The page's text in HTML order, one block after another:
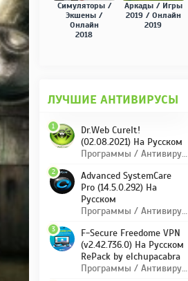
Симуляторы /
Экшены /
Онлайн
2018
Аркады / Игры
2019 / Онлайн
2019
ЛУЧШИЕ АНТИВИРУСЫ
Dr.Web CureIt!
(02.08.2021) На Русском
Программы / Антивирусы
1
Advanced SystemCare
Pro (14.5.0.292) На
Русском
Программы / Антивирусы
2
F-Secure Freedome VPN
(v2.42.736.0) На Русском
RePack by elchupacabra
Программы / Антивирусы
3